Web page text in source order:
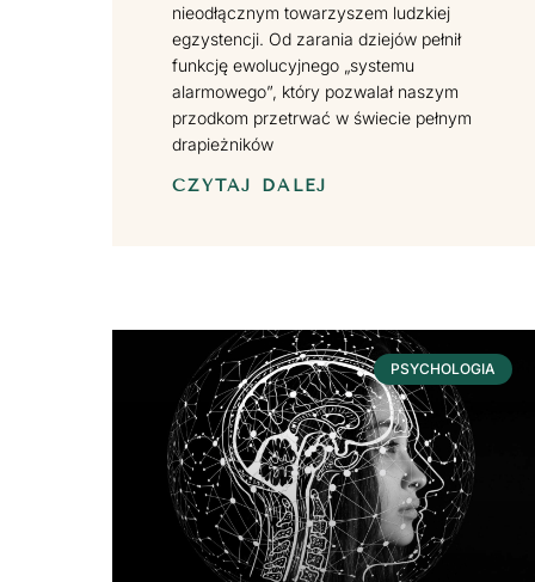
nieodłącznym towarzyszem ludzkiej
egzystencji. Od zarania dziejów pełnił
funkcję ewolucyjnego „systemu
alarmowego”, który pozwalał naszym
przodkom przetrwać w świecie pełnym
drapieżników
CZYTAJ DALEJ
PSYCHOLOGIA